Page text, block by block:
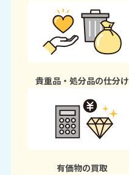
貴重品・処分品の仕分け
有価物の買取